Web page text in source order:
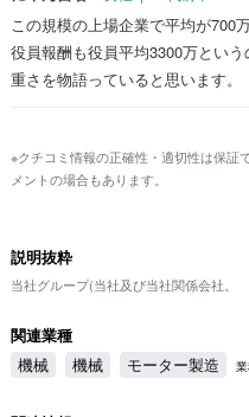
この規模の上場企業で平均が700
役員報酬も役員平均3300万とい
重さを物語っていると思います。
※クチコミ情報の正確性・適切性は保証
メントの場合もあります。
説明抜粋
当社グループ(当社及び当社関係会社。
関連業種
機械
機械 モーター製造